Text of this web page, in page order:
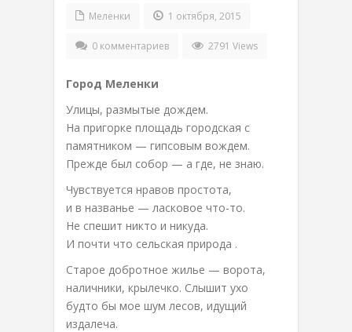
Меленки 1 октября, 2015
0 комментариев 2791 Views
Город Меленки
Улицы, размытые дождем.
На пригорке площадь городская с
памятником — гипсовым вождем.
Прежде был собор — а где, не знаю.
Чувствуется нравов простота,
и в названье — ласковое что-то.
Не спешит никто и никуда.
И почти что сельская природа .
Старое добротное жилье — ворота,
наличники, крылечко. Слышит ухо
будто бы мое шум лесов, идущий
издалеча.